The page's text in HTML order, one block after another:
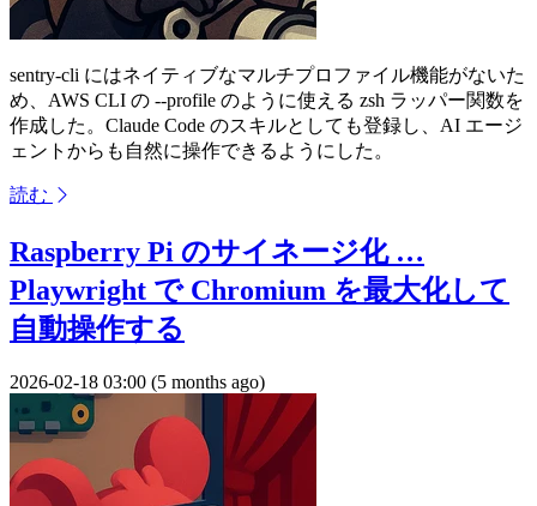
sentry-cli にはネイティブなマルチプロファイル機能がないた
め、AWS CLI の --profile のように使える zsh ラッパー関数を
作成した。Claude Code のスキルとしても登録し、AI エージ
ェントからも自然に操作できるようにした。
読む
Raspberry Pi のサイネージ化 …
Playwright で Chromium を最大化して
自動操作する
2026-02-18 03:00 (5 months ago)